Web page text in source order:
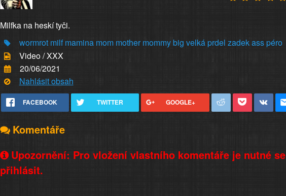
Milfka na heskí tyči.
wormrot milf mamina mom mother mommybig velkáprdel zadekasspéro
Video / XXX
20/06/2021
Nahlásit obsah
FACEBOOK TWITTER GOOGLE+
Komentáře
Upozornění: Pro vložení vlastního komentáře je nutné se
přihlásit.